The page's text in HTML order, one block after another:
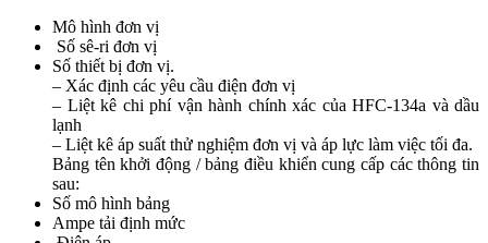
Mô hình đơn vị
Số sê-ri đơn vị
Số thiết bị đơn vị.
– Xác định các yêu cầu điện đơn vị
– Liệt kê chi phí vận hành chính xác của HFC-134a và dầu
lạnh
– Liệt kê áp suất thử nghiệm đơn vị và áp lực làm việc tối đa.
Bảng tên khởi động / bảng điều khiển cung cấp các thông tin
sau:
Số mô hình bảng
Ampe tải định mức